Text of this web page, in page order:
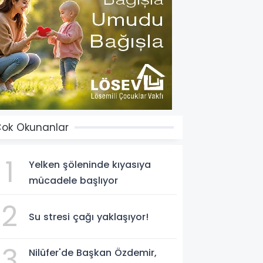
Okunanlar
1
Yelken şöleninde kıyasıya
mücadele başlıyor
2 Su stresi çağı yaklaşıyor!
Nilüfer'de Başkan Özdemir,